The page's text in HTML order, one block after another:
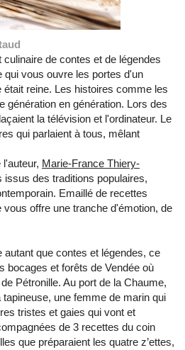
de contes et de légendes
qui vous ouvre les portes d'un
était reine. Les histoires comme les
génération en génération. Lors des
la télévision et l'ordinateur. Le
qui parlaient à tous, mêlant
Marie-France Thiery-
issus des traditions populaires,
Emaillé de recettes
vous offre une tranche d'émotion, de
que contes et légendes, ce
bocages et forêts de Vendée où
Pétronille. Au port de la Chaume,
une femme de marin qui
tristes et gaies qui vont et
de 3 recettes du coin
que préparaient les quatre z’ettes,